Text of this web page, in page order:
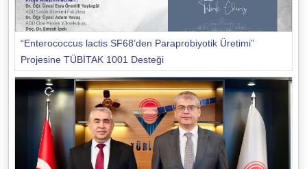
“Enterococcus lactis SF68’den Paraprobiyotik Üretimi”
Projesine TÜBİTAK 1001 Desteği